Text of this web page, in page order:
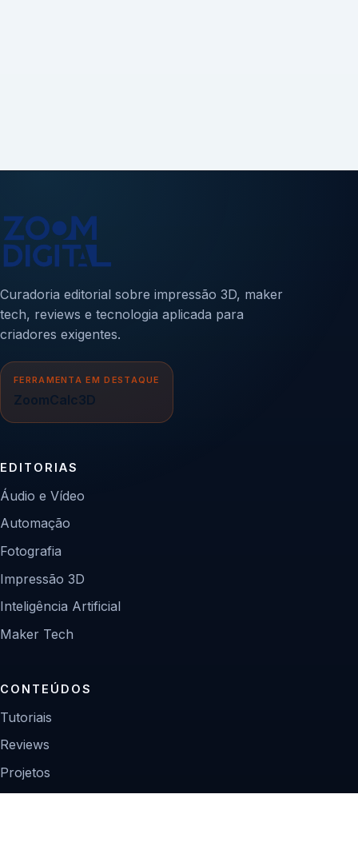
Curadoria editorial sobre impressão 3D, maker
tech, reviews e tecnologia aplicada para
criadores exigentes.
FERRAMENTA EM DESTAQUE
ZoomCalc3D
EDITORIAS
Áudio e Vídeo
Automação
Fotografia
Impressão 3D
Inteligência Artificial
Maker Tech
CONTEÚDOS
Tutoriais
Reviews
Projetos